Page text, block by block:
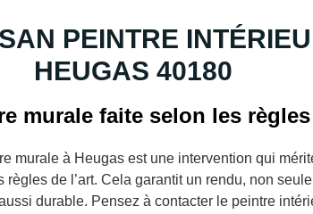
PEINTRE
HEUGAS 40180
murale faite selon les
murale à Heugas est une intervention qui
règles de l’art. Cela garantit un rendu, non
durable. Pensez à contacter le peintre